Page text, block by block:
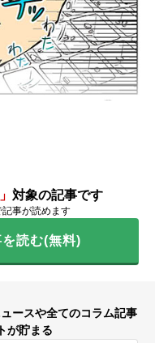
対象の記事です
記事が読めます
読む(無料)
ースや全てのコラム記事
が貯まる